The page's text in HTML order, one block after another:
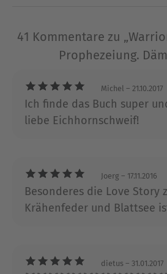
Ausblenden
41 Kommentare zu
Prophezeiung.
Michel – 21.10.2017
Ich finde das Buch super
liebe Eichhornschweif!
Joerg – 17.11.2016
Besonderes die Love Story
Krähenfeder und Blattsee
dietus – 31.01.2017